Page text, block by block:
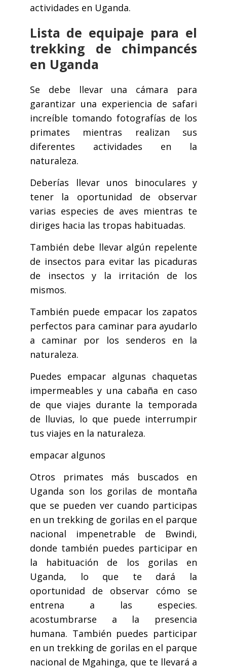
actividades en Uganda.
Lista de equipaje para el
trekking de chimpancés
en Uganda
Se debe llevar una cámara para
garantizar una experiencia de safari
increíble tomando fotografías de los
primates mientras realizan sus
diferentes actividades en la
naturaleza.
Deberías llevar unos binoculares y
tener la oportunidad de observar
varias especies de aves mientras te
diriges hacia las tropas habituadas.
También debe llevar algún repelente
de insectos para evitar las picaduras
de insectos y la irritación de los
mismos.
También puede empacar los zapatos
perfectos para caminar para ayudarlo
a caminar por los senderos en la
naturaleza.
Puedes empacar algunas chaquetas
impermeables y una cabaña en caso
de que viajes durante la temporada
de lluvias, lo que puede interrumpir
tus viajes en la naturaleza.
empacar algunos
Otros primates más buscados en
Uganda son los gorilas de montaña
que se pueden ver cuando participas
en un trekking de gorilas en el parque
nacional impenetrable de Bwindi,
donde también puedes participar en
la habituación de los gorilas en
Uganda, lo que te dará la
oportunidad de observar cómo se
entrena a las especies.
acostumbrarse a la presencia
humana. También puedes participar
en un trekking de gorilas en el parque
nacional de Mgahinga, que te llevará a